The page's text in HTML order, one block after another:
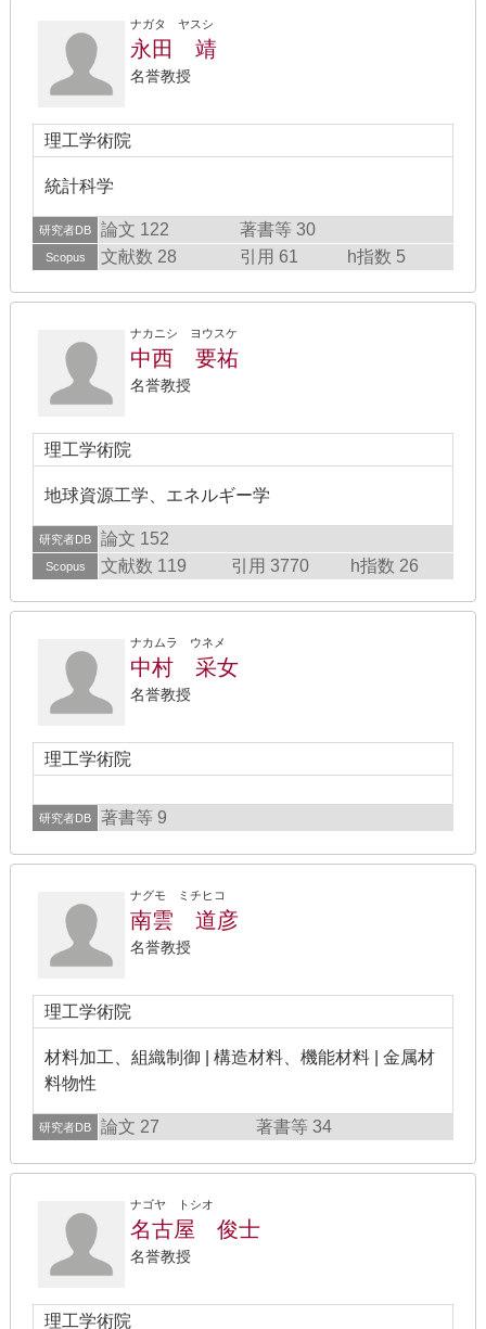
ナガタ ヤスシ
永田 靖
名誉教授
理工学術院
統計科学
研究者DB 論文 122 著書等 30
Scopus 文献数 28 引用 61 h指数 5
ナカニシ ヨウスケ
中西 要祐
名誉教授
理工学術院
地球資源工学、エネルギー学
研究者DB 論文 152
Scopus 文献数 119 引用 3770 h指数 26
ナカムラ ウネメ
中村 采女
名誉教授
理工学術院
研究者DB 著書等 9
ナグモ ミチヒコ
南雲 道彦
名誉教授
理工学術院
材料加工、組織制御 | 構造材料、機能材料 | 金属材
料物性
研究者DB 論文 27 著書等 34
ナゴヤ トシオ
名古屋 俊士
名誉教授
理工学術院